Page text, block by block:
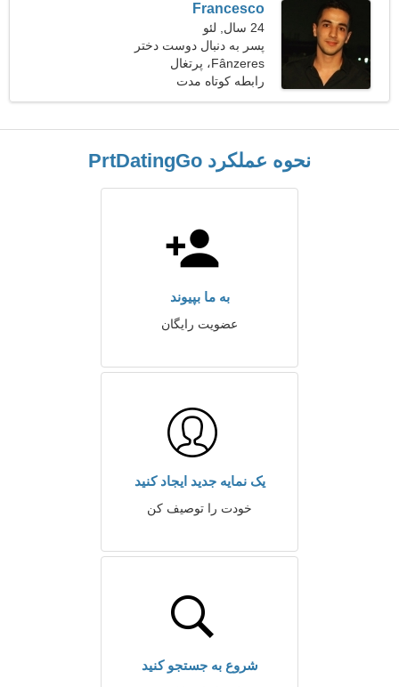
Francesco
24 سال, لئو
پسر به دنبال دوست دختر
است 22-30
Fânzeres، پرتغال
رابطه کوتاه مدت
نحوه عملکرد PrtDatingGo
به ما بپیوند
عضویت رایگان
یک نمایه جدید ایجاد کنید
خودت را توصیف کن
شروع به جستجو کنید